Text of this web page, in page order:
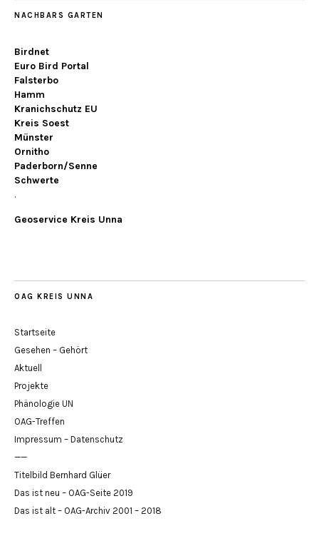
NACHBARS GARTEN
Birdnet
Euro Bird Portal
Falsterbo
Hamm
Kranichschutz EU
Kreis Soest
Münster
Ornitho
Paderborn/Senne
Schwerte
.
Geoservice Kreis Unna
OAG KREIS UNNA
Startseite
Gesehen – Gehört
Aktuell
Projekte
Phänologie UN
OAG-Treffen
Impressum – Datenschutz
——
Titelbild Bernhard Glüer
Das ist neu – OAG-Seite 2019
Das ist alt – OAG-Archiv 2001 – 2018